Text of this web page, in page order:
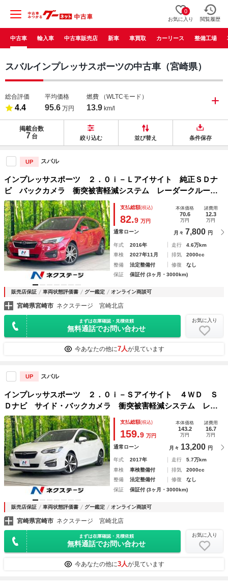
0
お気に入り 閲覧履歴
中古車 輸入車 中古車販売店 新車 車買取 カーリース 整備工場
スバルインプレッサスポーツの中古車（宮崎県）
総合評価
4.4
平均価格
95.6 万円
燃費 （WLTCモード）
13.9 km/l
掲載台数
7 台 絞り込む 並び替え 条件保存
UP スバル
インプレッサスポーツ ２．０ｉ－Ｌアイサイト 純正ＳＤナ
ビ バックカメラ 衝突被害軽減システム レーダークルー
ズ 禁煙車 スマートキー ＬＥＤヘッド ＥＴＣ 純正１７
インチアルミ オートライト デュアルエアコン Ｂｌｕｅｔ
ｏｏｔｈ ＣＤ
支払総額(税込)
82.9 万円
本体価格
70.6
万円
諸費用
12.3
万円
通常ローン 月々 7,800 円
年式 2016年 走行
4.6万km
車検
2027年11月 排気
2000cc
整備
法定整備付 修復
なし
保証
保証付 (3ヶ月・3000km)
販売店保証 車両状態評価書 グー鑑定 オンライン商談可
宮崎県宮崎市 ネクステージ 宮崎北店
まずは在庫確認・見積依頼
無料通話でお問い合わせ
お気に入り
今あなたの他に7人が見ています
UP スバル
インプレッサスポーツ ２．０ｉ－Ｓアイサイト ４ＷＤ Ｓ
Ｄナビ サイド・バックカメラ 衝突被害軽減システム レー
ダークルーズ 禁煙車 コーナーセンサー スマートキー Ｌ
ＥＤヘッド ＥＴＣ 純正１８インチアルミ オートエアコ
ン Ｂｌｕｅｔｏｏｔｈ
支払総額(税込)
159.9 万円
本体価格
143.2
万円
諸費用
16.7
万円
通常ローン 月々 13,200 円
年式 2017年 走行
5.7万km
車検
車検整備付 排気
2000cc
整備
法定整備付 修復
なし
保証
保証付 (3ヶ月・3000km)
販売店保証 車両状態評価書 グー鑑定 オンライン商談可
宮崎県宮崎市 ネクステージ 宮崎北店
まずは在庫確認・見積依頼
無料通話でお問い合わせ
お気に入り
今あなたの他に3人が見ています